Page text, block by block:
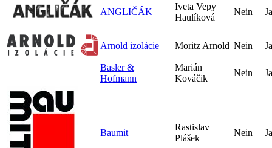
ANGLIČÁK
Iveta Vepy
Haulíková
Nein Ja
Arnold izolácie Moritz Arnold Nein Ja
Basler &
Hofmann
Marián
Kováčik
Nein Ja
Baumit
Rastislav
Plášek
Nein Ja